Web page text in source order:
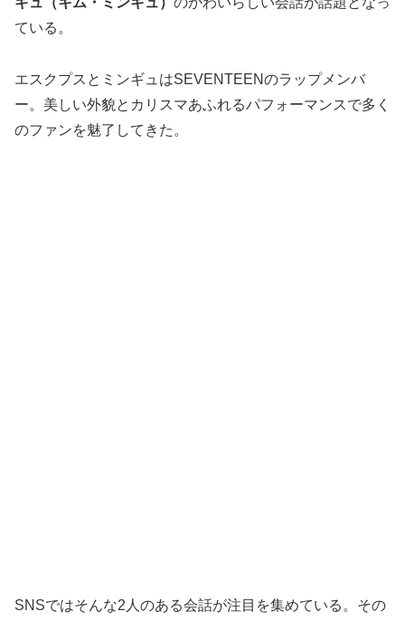
ている。
エスクプスとミンギュはSEVENTEENのラップメンバ
ー。美しい外貌とカリスマあふれるパフォーマンスで多く
のファンを魅了してきた。
SNSではそんな2人のある会話が注目を集めている。その